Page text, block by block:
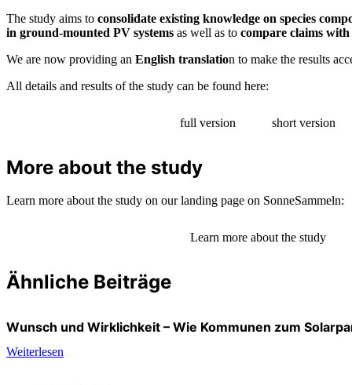
The study aims to consolidate existing knowledge on species
in ground-mounted PV systems as well as to compare claims with
We are now providing an English translation to make the results
All details and results of the study can be found here:
full version short version
More about the study
Learn more about the study on our landing page on SonneSammeln:
Learn more about the study
Ähnliche Beiträge
Wunsch und Wirklichkeit – Wie Kommunen zum
Weiterlesen